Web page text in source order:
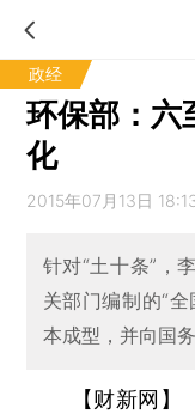
政经
环保部：六
化
2015年07月13日
针对“土十条”，
关部门编制的“
本成型，并向国
【财新网】